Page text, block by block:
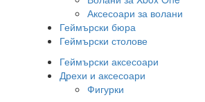
Аксесоари за волани
Геймърски бюра
Геймърски столове
Геймърски аксесоари
Дрехи и аксесоари
Фигурки